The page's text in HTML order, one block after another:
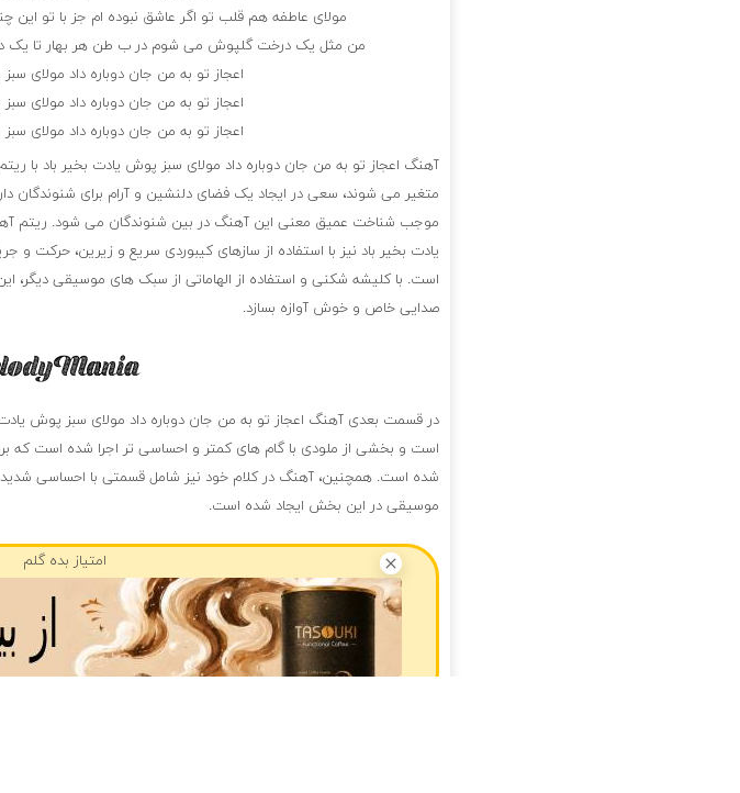
مولای عاطفه هم قلب تو اگر عاشق نبوده ام جز با تو
من مثل یک درخت گلپوش می شوم در ب طن هر بهار تا یک درخت
اعجاز تو به من جان دوباره داد مولای
اعجاز تو به من جان دوباره داد مولای
اعجاز تو به من جان دوباره داد مولای
آهنگ اعجاز تو به من جان دوباره داد مولای سبز پوش یادت بخیر باد با
متغیر می شوند، سعی در ایجاد یک فضای دلنشین و آرام برای شنوندگان
موجب شناخت عمیق معنی این آهنگ در بین شنوندگان می شود. ریتم
یادت بخیر باد نیز با استفاده از سازهای کیبوردی سریع و زیرین، حرکت
است. با کلیشه شکنی و استفاده از الهاماتی از سبک های موسیقی دیگر،
صدایی خاص و خوش آوازه بسازد.
در قسمت بعدی آهنگ اعجاز تو به من جان دوباره داد مولای سبز پوش یادت
است و بخشی از ملودی با گام های کمتر و احساسی تر اجرا شده است که
شده است. همچنین، آهنگ در کلام خود نیز شامل قسمتی با احساسی
موسیقی در این بخش ایجاد شده است.
امتیاز بده گلم
میانگین امتیاز